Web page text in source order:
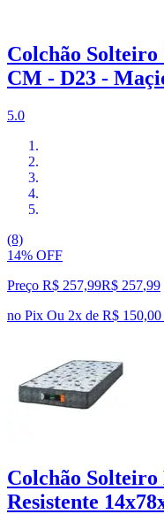
Colchão Solteiro
CM - D23 -
5.0
(8)
14% OFF
Preço R$ 257,99R$ 257,99
no Pix Ou 2x de R$ 150,00
Colchão Solteiro
Resistente